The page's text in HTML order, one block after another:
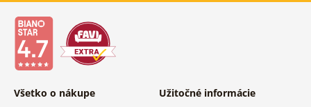
Všetko o nákupe Užitočné informácie